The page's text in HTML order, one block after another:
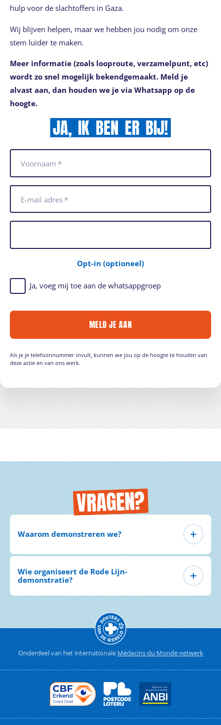
hulp voor de slachtoffers in Gaza.
Wij blijven helpen, maar we hebben jou nodig om onze
stem luider te maken.
Meer informatie (zoals looproute, verzamelpunt, etc)
wordt zo snel mogelijk bekendgemaakt. Meld je
alvast aan, dan houden we je via Whatsapp op de
hoogte.
JA, IK BEN ER BIJ!
Voornaam *
E-mail adres *
Ja, voeg mij toe aan de whatsappgroep
Opt-in (optioneel)
MELD JE AAN
Als je je telefoonnummer invult, kunnen we jou op de hoogte te houden van
deze actie en van ons werk.
VRAGEN?
Waarom demonstreren we?
Wie organiseert de Rode Lijn-
demonstratie?
Onderdeel van het internationale Médecins du Monde netwerk